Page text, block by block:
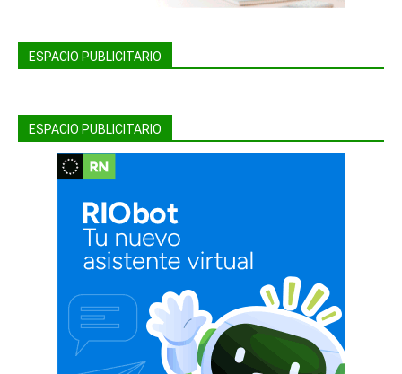
ESPACIO PUBLICITARIO
ESPACIO PUBLICITARIO